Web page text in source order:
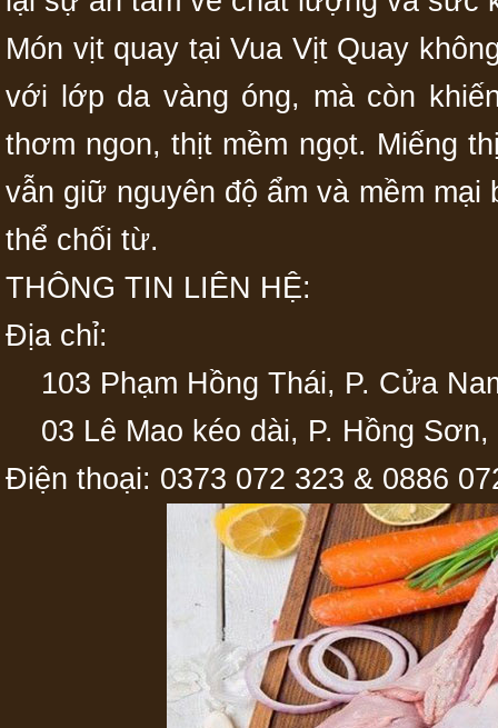
Món vịt quay tại Vua Vịt Quay
với lớp da vàng óng, mà còn
thơm ngon, thịt mềm ngọt. Miếng
vẫn giữ nguyên độ ẩm và mềm
thể chối từ.
THÔNG TIN LIÊN HỆ:
Địa chỉ:
103 Phạm Hồng Thái, P. Cửa
03 Lê Mao kéo dài, P. Hồng Sơn,
Điện thoại: 0373 072 323 & 0886